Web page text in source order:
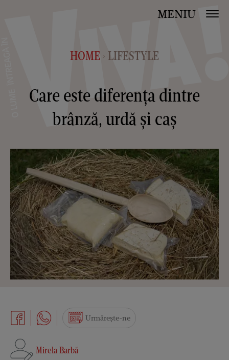
MENIU
HOME > LIFESTYLE
Care este diferenţa dintre
brânză, urdă şi caş
Mirela Barbă
Urmărește-ne